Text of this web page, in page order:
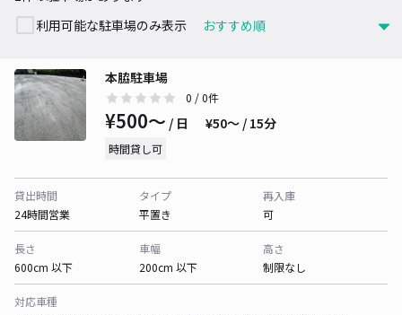
利用可能な駐車場のみ表示
本脇駐車場
0 / 0件
¥500〜 / 日 ¥50〜 / 15分
時間貸し可
貸出時間
24時間営業
タイプ
平置き
再入庫
可
長さ
600cm 以下
車幅
200cm 以下
高さ
制限なし
対応車種